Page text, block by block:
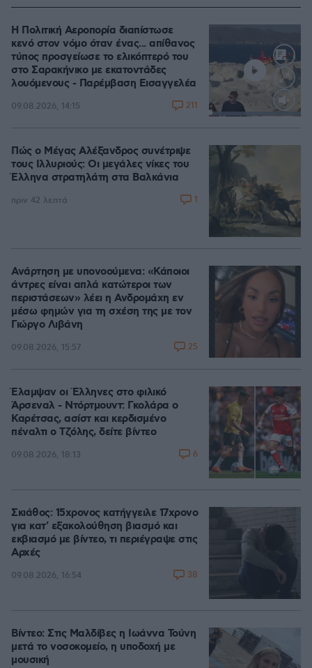
Loaded
Η Πολιτική Αεροπορία διαπίστωσε
κενό στον νόμο όταν ένας... απίθανος
τύπος προσγείωσε το ελικόπτερό του
στο Σαρακήνικο με εκατοντάδες
λουόμενους - Παρέμβαση Εισαγγελέα
09.08.2026, 14:15 211
Πώς ο Μέγας Αλέξανδρος συνέτριψε
τους Ιλλυριούς: Οι μεγάλες νίκες του
Έλληνα στρατηλάτη στα Βαλκάνια
πριν 42 λεπτά 1
Ανάρτηση με υπονοούμενα: «Κάποιοι
άντρες είναι απλά κατώτεροι των
περιστάσεων» λέει η Ανδρομάχη εν
μέσω φημών για τη σχέση της με τον
Γιώργο Λιβάνη
09.08.2026, 15:57 25
Έλαμψαν οι Έλληνες στο φιλικό
Άρσεναλ - Ντόρτμουντ: Γκολάρα ο
Καρέτσας, ασίστ και κερδισμένο
πέναλτι ο Τζόλης, δείτε βίντεο
09.08.2026, 18:13 6
Σκιάθος: 15χρονος κατήγγειλε 17χρονο
για κατ' εξακολούθηση βιασμό και
εκβιασμό με βίντεο, τι περιέγραψε στις
Αρχές
09.08.2026, 16:54 38
Βίντεο: Στις Μαλδίβες η Ιωάννα Τούνη
μετά το νοσοκομείο, η υποδοχή με
μουσική